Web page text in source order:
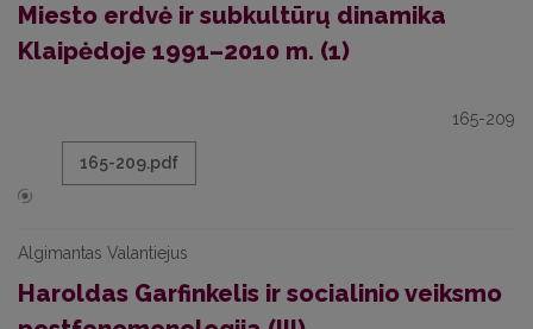
Miesto erdvė ir subkultūrų dinamika
Klaipėdoje 1991–2010 m. (1)
165-209
165-209.pdf
Algimantas Valantiejus
Haroldas Garfinkelis ir socialinio veiksmo